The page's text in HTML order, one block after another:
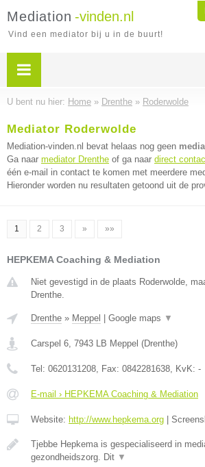
Mediation -vinden.nl
Vind een mediator bij u in de buurt!
U bent nu hier: Home » Drenthe » Roderwolde
Mediator Roderwolde
Mediation-vinden.nl bevat helaas nog geen
Ga naar mediator Drenthe of ga naar direct
één e-mail in contact te komen met meerdere
Hieronder worden nu resultaten getoond uit de
1 2 3 » »»
HEPKEMA Coaching & Mediation
Niet gevestigd in de plaats Roderwolde,
Drenthe.
Drenthe » Meppel Google maps ▼
Carspel 6, 7943 LB Meppel (Drenthe)
Tel: 0620131208, Fax: 0842281638, KvK: -
E-mail › HEPKEMA Coaching & Mediation
Website: http://www.hepkema.org
Tjebbe Hepkema is gespecialiseerd in
gezondheidszorg. Dit ▼